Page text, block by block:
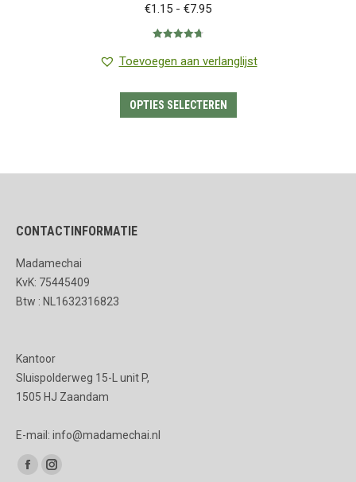
€1.15 - €7.95Prijsklasse:
€7.95
4.75uit 5
Toevoegen aan verlanglijst
OPTIES SELECTEREN
CONTACTINFORMATIE
Madamechai
KvK: 75445409
Btw : NL1632316823
Kantoor
Sluispolderweg 15-L unit P,
1505 HJ Zaandam
E-mail: info@madamechai.nl
Vind ons op:
FacebookInstagram